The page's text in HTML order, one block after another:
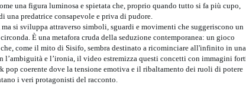
una figura luminosa e spietata che, proprio quando tutto si fa più cupo,
una predatrice consapevole e priva di pudore.
si sviluppa attraverso simboli, sguardi e movimenti che suggeriscono un
È una metafora cruda della seduzione contemporanea: un gioco
come il mito di Sisifo, sembra destinato a ricominciare all'infinito in una
l’ambiguità e l’ironia, il video estremizza questi concetti con immagini
pop coerente dove la tensione emotiva e il ribaltamento dei ruoli di potere
i veri protagonisti del racconto.